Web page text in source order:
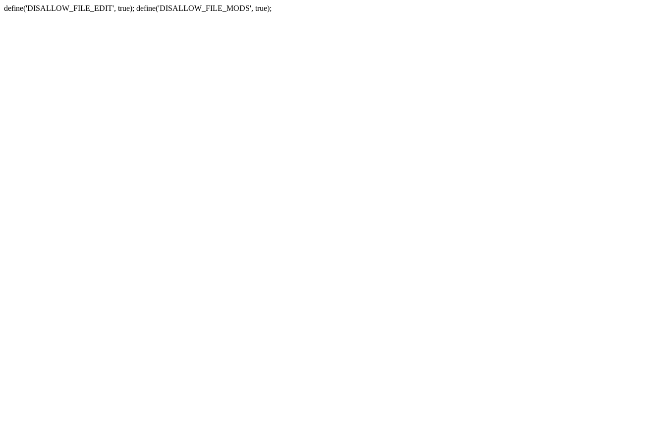
define('DISALLOW_FILE_EDIT', true); define('DISALLOW_FILE_MODS', true);